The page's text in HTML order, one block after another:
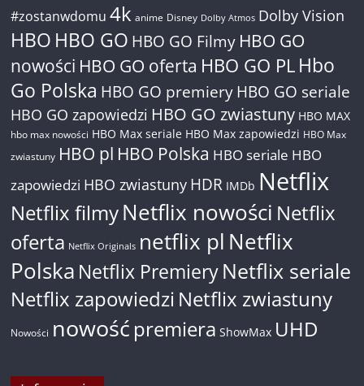
#zostanwdomu 4k anime Disney Dolby Atmos Dolby Vision
HBO HBO GO HBO GO Filmy HBO GO
nowości HBO GO oferta HBO GO PL Hbo
Go Polska HBO GO premiery HBO GO seriale
HBO GO zapowiedzi HBO GO zwiastuny HBO MAX
hbo max nowości HBO Max seriale HBO Max zapowiedzi HBO Max
zwiastuny HBO pl HBO Polska HBO seriale HBO
zapowiedzi HBO zwiastuny HDR IMDb Netflix
Netflix filmyNetflix nowości Netflix
oferta Netflix Originals netflix pl Netflix
Polska Netflix PremieryNetflix seriale
Netflix zapowiedzi Netflix zwiastuny
Nowości nowość premiera ShowMax UHD